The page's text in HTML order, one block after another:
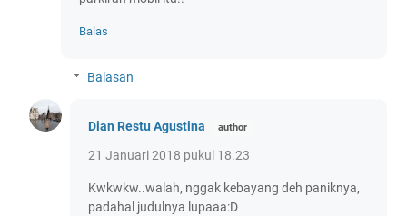
Balas
Balasan
Dian Restu Agustina
21 Januari 2018 pukul 18.23
Kwkwkw..walah, nggak kebayang deh paniknya,
padahal judulnya lupaaa:D